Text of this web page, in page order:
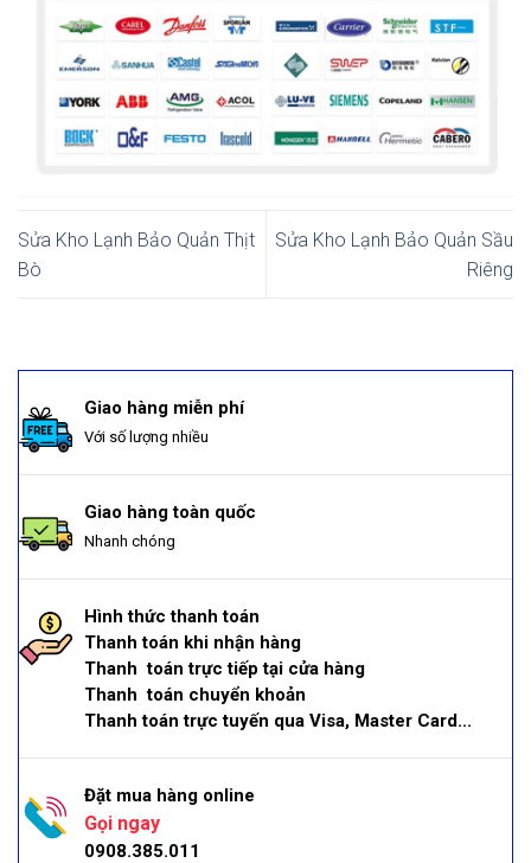
Sửa Kho Lạnh Bảo Quản Thịt
Bò
Sửa Kho Lạnh Bảo Quản Sầu
Riêng
Giao hàng miễn phí
Với số lượng nhiều
Giao hàng toàn quốc
Nhanh chóng
Hình thức thanh toán
Thanh toán khi nhận hàng
Thanh toán trực tiếp tại cửa hàng
Thanh toán chuyển khoản
Thanh toán trực tuyến qua Visa, Master Card...
Đặt mua hàng online
Gọi ngay
0908.385.011